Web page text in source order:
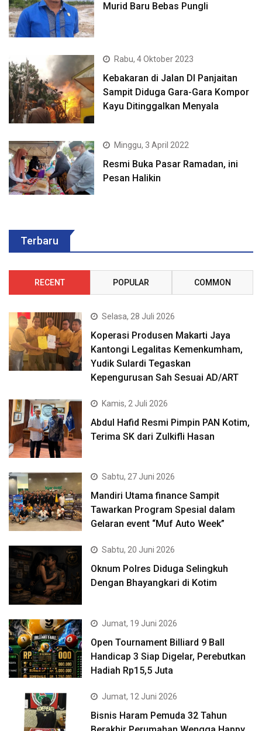
Murid Baru Bebas Pungli
Rabu, 4 Oktober 2023
Kebakaran di Jalan DI Panjaitan
Sampit Diduga Gara-Gara Kompor
Kayu Ditinggalkan Menyala
Minggu, 3 April 2022
Resmi Buka Pasar Ramadan, ini
Pesan Halikin
Terbaru
RECENT POPULAR COMMON
Selasa, 28 Juli 2026
Koperasi Produsen Makarti Jaya
Kantongi Legalitas Kemenkumham,
Yudik Sulardi Tegaskan
Kepengurusan Sah Sesuai AD/ART
Kamis, 2 Juli 2026
Abdul Hafid Resmi Pimpin PAN Kotim,
Terima SK dari Zulkifli Hasan
Sabtu, 27 Juni 2026
Mandiri Utama finance Sampit
Tawarkan Program Spesial dalam
Gelaran event “Muf Auto Week”
Sabtu, 20 Juni 2026
Oknum Polres Diduga Selingkuh
Dengan Bhayangkari di Kotim
Jumat, 19 Juni 2026
Open Tournament Billiard 9 Ball
Handicap 3 Siap Digelar, Perebutkan
Hadiah Rp15,5 Juta
Jumat, 12 Juni 2026
Bisnis Haram Pemuda 32 Tahun